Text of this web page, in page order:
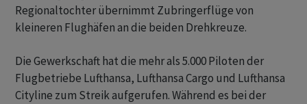
Regionaltochter übernimmt Zubringerflüge von
kleineren Flughäfen an die beiden Drehkreuze.
Die Gewerkschaft hat die mehr als 5.000 Piloten der
Flugbetriebe Lufthansa, Lufthansa Cargo und Lufthansa
Cityline zum Streik aufgerufen. Während es bei der